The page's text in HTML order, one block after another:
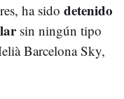
ha sido detenido
sin ningún tipo
Barcelona Sky,